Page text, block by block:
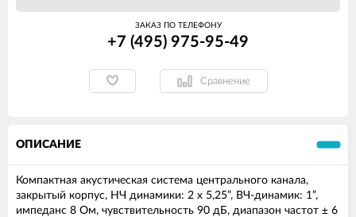
ЗАКАЗ ПО ТЕЛЕФОНУ
+7 (495) 975-95-49
Сравнение
ОПИСАНИЕ
Компактная акустическая система центрального канала,
закрытый корпус, НЧ динамики: 2 х 5,25”, ВЧ-динамик: 1”,
импеданс 8 Ом, чувствительность 90 дБ, диапазон частот ± 6